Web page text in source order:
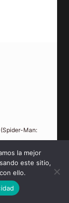
Man:
la mejor
este sitio,
ello.